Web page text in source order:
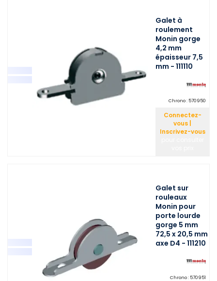
Galet à
roulement
Monin gorge
4,2 mm
épaisseur 7,5
mm - 111110
Chrono : 570950
Connectez-
vous |
Inscrivez-vous
Galet sur
rouleaux
Monin pour
porte lourde
gorge 5 mm
72,5 x 20,5 mm
axe D4 - 111210
Chrono : 570951